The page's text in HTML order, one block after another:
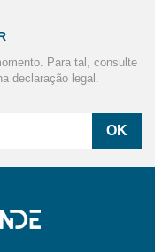
Para tal, consulte
declaração legal.